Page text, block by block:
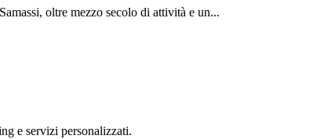
oltre mezzo secolo di attività e un...
e servizi personalizzati.